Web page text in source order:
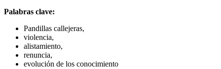
Palabras clave:
Pandillas callejeras,
violencia,
alistamiento,
renuncia,
evolución de los conocimiento